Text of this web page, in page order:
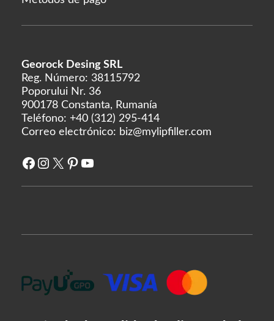
Georock Desing SRL
Reg. Número: 38115792
Poporului Nr. 36
900178 Constanta, Rumanía
Teléfono: +40 (312) 295-414
Correo electrónico: biz@mylipfiller.com
Facebook
Instagram
X Pinterest
YouTube